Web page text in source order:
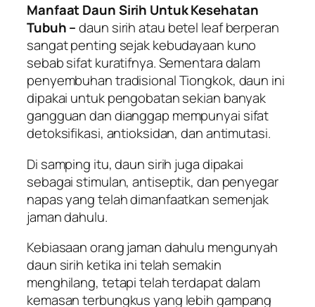
Manfaat Daun Sirih Untuk Kesehatan
Tubuh –daun sirih atau betel leaf berperan
sangat penting sejak kebudayaan kuno
sebab sifat kuratifnya. Sementara dalam
penyembuhan tradisional Tiongkok, daun ini
dipakai untuk pengobatan sekian banyak
gangguan dan dianggap mempunyai sifat
detoksifikasi, antioksidan, dan antimutasi.
Di samping itu, daun sirih juga dipakai
sebagai stimulan, antiseptik, dan penyegar
napas yang telah dimanfaatkan semenjak
jaman dahulu.
Kebiasaan orang jaman dahulu mengunyah
daun sirih ketika ini telah semakin
menghilang, tetapi telah terdapat dalam
kemasan terbungkus yang lebih gampang